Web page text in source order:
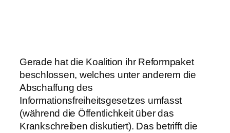
Gerade hat die Koalition ihr Reformpaket
beschlossen, welches unter anderem die
Abschaffung des
Informationsfreiheitsgesetzes umfasst
(während die Öffentlichkeit über das
Krankschreiben diskutiert). Das betrifft die